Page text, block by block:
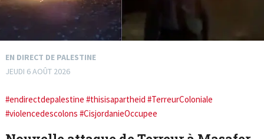
EN DIRECT DE PALESTINE
JEUDI 6 AOÛT 2026
#endirectdepalestine #thisisapartheid #TerreurColoniale
#violencedescolons #CisjordanieOccupee